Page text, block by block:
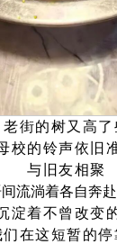
老街的树又高了
校的铃声依旧
与旧友相聚
流淌着各自奔
淀着不曾改变
们在这短暂的停